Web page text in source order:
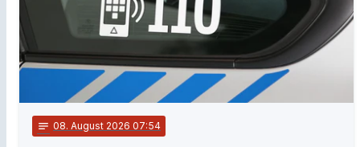
notes 08. August 2026 07:54